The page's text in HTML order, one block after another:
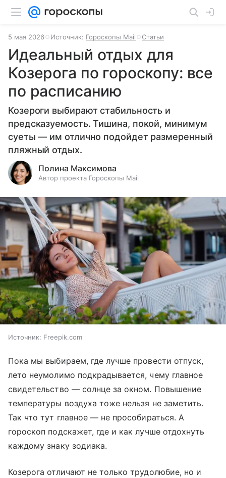
5 мая 2026 Источник: Гороскопы Mail Статьи
Идеальный отдых для
Козерога по гороскопу: все
по расписанию
Козероги выбирают стабильность и
предсказуемость. Тишина, покой, минимум
суеты — им отлично подойдет размеренный
пляжный отдых.
Полина Максимова
Автор проекта Гороскопы Mail
Источник: Freepik.com
Пока мы выбираем, где лучше провести отпуск,
лето неумолимо подкрадывается, чему главное
свидетельство — солнце за окном. Повышение
температуры воздуха тоже нельзя не заметить.
Так что тут главное — не прособираться. А
гороскоп подскажет, где и как лучше отдохнуть
каждому знаку зодиака.
Козерога отличают не только трудолюбие, но и